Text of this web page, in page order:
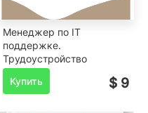
Менеджер по IT
поддержке.
Трудоустройство
Купить
$ 9